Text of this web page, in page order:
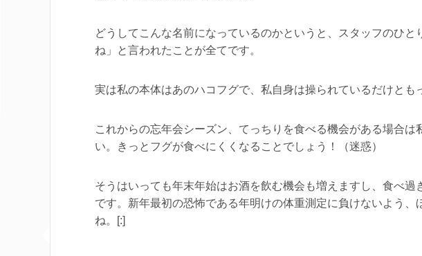
どうしてこんな名前になっているのかというと、スタッフのひと
ね」と言われたことが全てです。
実は私の本体はあのハコフグで、私自身は操られているだけとも
これからの忘年会シーズン、てっちりを食べる機会がある場合は
い。きっとフグが食べにくくなることでしょう！（迷惑）
そうはいっても年末年始はお酒を飲む機会も増えますし、食べ過
です。新年最初の恐怖である年明けの体重測定に負けないよう、
ね。[:]